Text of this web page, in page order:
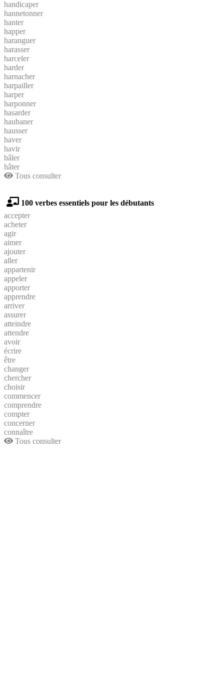
handicaper
hannetonner
hanter
happer
haranguer
harasser
harceler
harder
harnacher
harpailler
harper
harponner
hasarder
haubaner
hausser
haver
havir
hâler
hâter
Tous consulter
100 verbes essentiels pour les débutants
accepter
acheter
agir
aimer
ajouter
aller
appartenir
appeler
apporter
apprendre
arriver
assurer
atteindre
attendre
avoir
écrire
être
changer
chercher
choisir
commencer
comprendre
compter
concerner
connaître
Tous consulter